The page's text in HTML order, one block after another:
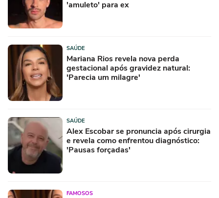
'amuleto' para ex
SAÚDE
Mariana Rios revela nova perda
gestacional após gravidez natural:
'Parecia um milagre'
SAÚDE
Alex Escobar se pronuncia após cirurgia
e revela como enfrentou diagnóstico:
'Pausas forçadas'
FAMOSOS